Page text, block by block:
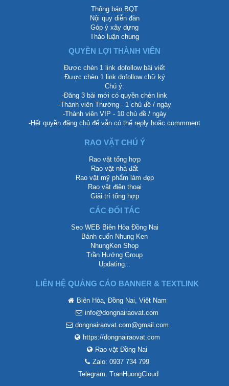
Thông báo BQT
Nội quy diễn đàn
Góp ý xây dựng
Thảo luận chung
QUYỀN LỢI THÀNH VIÊN
Được chèn 1 link dofollow bài viết
Được chèn 1 link dofollow chữ ký
Chú ý:
-Đăng 3 bài mới có quyền chèn link
-Thành viên Thường - 1 chủ đề / ngày
-Thành viên VIP - 10 chủ đề / ngày
-Hết quyền đăng chủ để vẫn có thể reply hoặc commment
RAO VẶT CHÚ Ý
Rao vặt tổng hợp
Rao vặt nhà đất
Rao vặt mỹ phẩm làm đẹp
Rao vặt điện thoại
Giải trí tổng hợp
CÁC ĐỐI TÁC
Seo WEB Biên Hòa Đồng Nai
Bánh cuốn Nhung Ken
NhungKen Shop
Trần Hướng Group
Updating...
LIÊN HỆ QUẢNG CÁO BANNER & TEXTLINK
Biên Hòa, Đồng Nai, Việt Nam
info@dongnairaovat.com
dongnairaovat.com@gmail.com
https://dongnairaovat.com
Rao vặt Đồng Nai
Zalo: 0937 734 799
Telegram: TranHuongCloud